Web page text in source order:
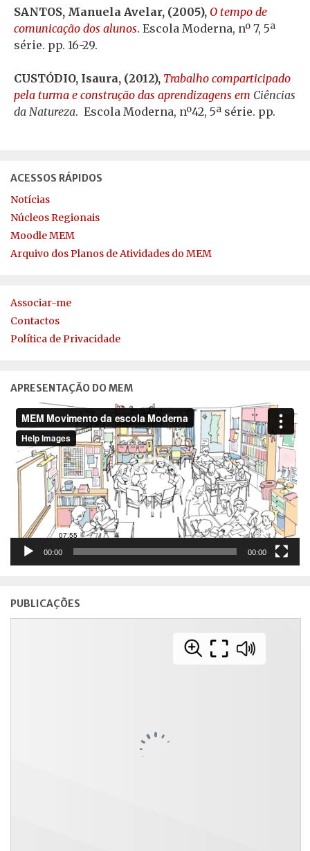
SANTOS, Manuela Avelar, (2005), O tempo de
comunicação dos alunos. Escola Moderna, nº 7, 5ª
série. pp. 16-29.
CUSTÓDIO, Isaura, (2012), Trabalho comparticipado
pela turma e construção das aprendizagens em Ciências
da Natureza. Escola Moderna, nº42, 5ª série. pp.
ACESSOS RÁPIDOS
Notícias
Núcleos Regionais
Moodle MEM
Arquivo dos Planos de Atividades do MEM
Associar-me
Contactos
Política de Privacidade
APRESENTAÇÃO DO MEM
Reprodutor
de
vídeo
00:00 00:00
PUBLICAÇÕES